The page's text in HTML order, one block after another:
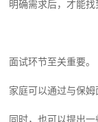
明确需求后，才能找
面试环节至关重要。
家庭可以通过与保姆
同时，也可以提出